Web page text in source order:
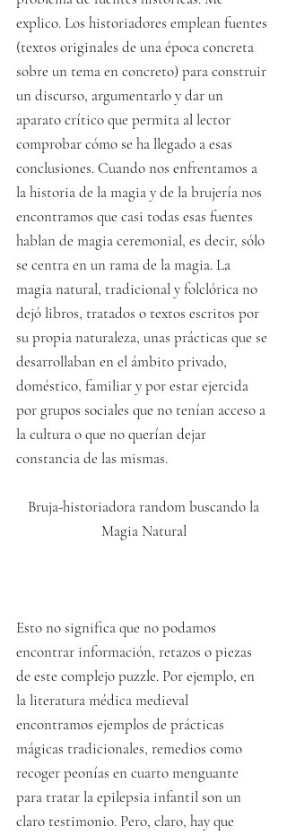
explico. Los historiadores emplean fuentes
(textos originales de una época concreta
sobre un tema en concreto) para construir
un discurso, argumentarlo y dar un
aparato crítico que permita al lector
comprobar cómo se ha llegado a esas
conclusiones. Cuando nos enfrentamos a
la historia de la magia y de la brujería nos
encontramos que casi todas esas fuentes
hablan de magia ceremonial, es decir, sólo
se centra en un rama de la magia. La
magia natural, tradicional y folclórica no
dejó libros, tratados o textos escritos por
su propia naturaleza, unas prácticas que se
desarrollaban en el ámbito privado,
doméstico, familiar y por estar ejercida
por grupos sociales que no tenían acceso a
la cultura o que no querían dejar
constancia de las mismas.
Magia Natural
Esto no significa que no podamos
encontrar información, retazos o piezas
de este complejo puzzle. Por ejemplo, en
la literatura médica medieval
encontramos ejemplos de prácticas
mágicas tradicionales, remedios como
recoger peonías en cuarto menguante
para tratar la epilepsia infantil son un
claro testimonio. Pero, claro, hay que